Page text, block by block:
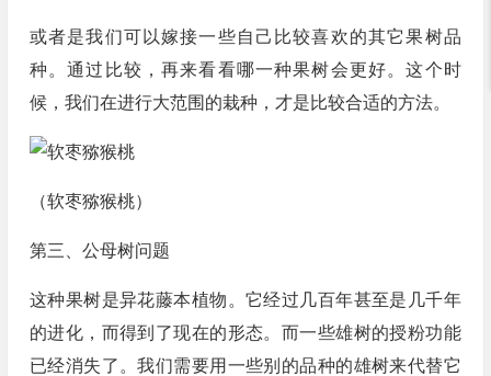
或者是我们可以嫁接一些自己比较喜欢的其它果树品
种。通过比较，再来看看哪一种果树会更好。这个时
候，我们在进行大范围的栽种，才是比较合适的方法。
（软枣猕猴桃）
第三、公母树问题
这种果树是异花藤本植物。它经过几百年甚至是几千年
的进化，而得到了现在的形态。而一些雄树的授粉功能
已经消失了。我们需要用一些别的品种的雄树来代替它